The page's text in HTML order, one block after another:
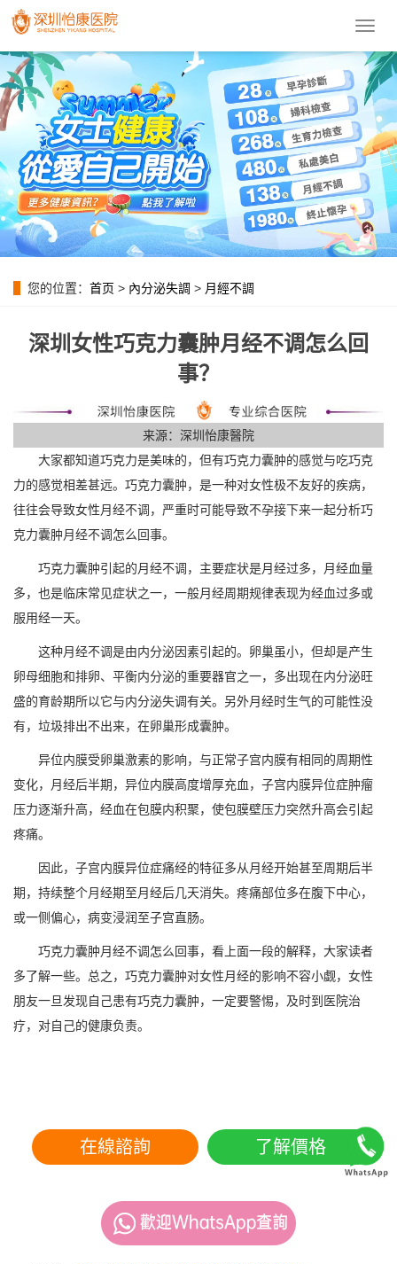
導
菜
單
您的位置： 首页 > 內分泌失調 > 月經不調
深圳女性巧克力囊肿月经不调怎么回
事？
来源：深圳怡康醫院
大家都知道巧克力是美味的，但有巧克力囊肿的感觉与吃巧克
力的感觉相差甚远。巧克力囊肿，是一种对女性极不友好的疾病，
往往会导致女性月经不调，严重时可能导致不孕接下来一起分析巧
克力囊肿月经不调怎么回事。
巧克力囊肿引起的月经不调，主要症状是月经过多，月经血量
多，也是临床常见症状之一，一般月经周期规律表现为经血过多或
服用经一天。
这种月经不调是由内分泌因素引起的。卵巢虽小，但却是产生
卵母细胞和排卵、平衡内分泌的重要器官之一，多出现在内分泌旺
盛的育龄期所以它与内分泌失调有关。另外月经时生气的可能性没
有，垃圾排出不出来，在卵巢形成囊肿。
异位内膜受卵巢激素的影响，与正常子宫内膜有相同的周期性
变化，月经后半期，异位内膜高度增厚充血，子宫内膜异位症肿瘤
压力逐渐升高，经血在包膜内积聚，使包膜壁压力突然升高会引起
疼痛。
因此，子宫内膜异位症痛经的特征多从月经开始甚至周期后半
期，持续整个月经期至月经后几天消失。疼痛部位多在腹下中心，
或一侧偏心，病变浸润至子宫直肠。
巧克力囊肿月经不调怎么回事，看上面一段的解释，大家读者
多了解一些。总之，巧克力囊肿对女性月经的影响不容小觑，女性
朋友一旦发现自己患有巧克力囊肿，一定要警惕，及时到医院治
疗，对自己的健康负责。
在線諮詢 了解價格